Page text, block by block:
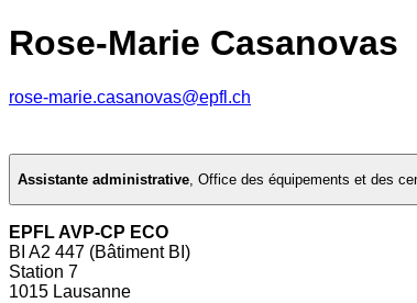
Rose-Marie Casanovas
rose-marie.casanovas@epfl.ch
Assistante administrative, Office des équipements et des
EPFL AVP-CP ECO
BI A2 447 (Bâtiment BI)
Station 7
1015 Lausanne